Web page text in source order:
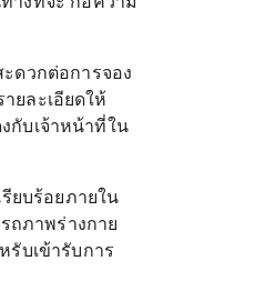
ดวกต่อการจอง
ยละเอียดให้
กับเจ้าหน้าที่ใน
ยบร้อยภายใน
ถภาพร่างกาย
บเข้ารับการ